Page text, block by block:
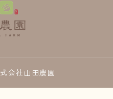
会社山田農園